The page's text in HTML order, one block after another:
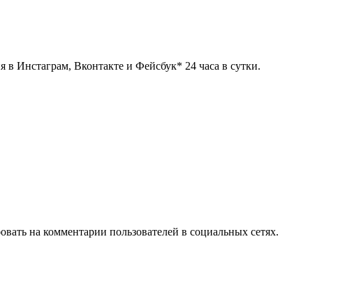
в Инстаграм, Вконтакте и Фейсбук* 24 часа в сутки.
на комментарии пользователей в социальных сетях.